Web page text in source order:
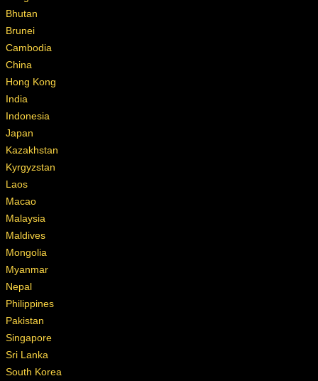
Bhutan
Brunei
Cambodia
China
Hong Kong
India
Indonesia
Japan
Kazakhstan
Kyrgyzstan
Laos
Macao
Malaysia
Maldives
Mongolia
Myanmar
Nepal
Philippines
Pakistan
Singapore
Sri Lanka
South Korea